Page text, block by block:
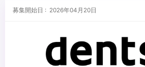
募集開始日 : 2026年04月20日